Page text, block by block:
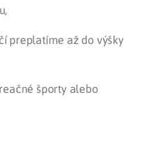
preplatíme až do výšky
športy alebo